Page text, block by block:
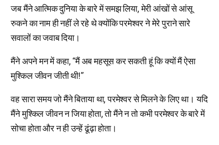
जब मैंने आत्मिक दुनिया के बारे में समझ लिया, मेरी आंखों से आंसू
रुकने का नाम ही नहीं ले रहे थे क्योंकि परमेश्वर ने मेरे पुराने सारे
सवालों का जवाब दिया।
मैंने अपने मन में कहा, “मैं अब महसूस कर सकती हूं कि क्यों मैं ऐसा
मुश्किल जीवन जीती थी!”
वह सारा समय जो मैंने बिताया था, परमेश्वर से मिलने के लिए था। यदि
मैंने मुश्किल जीवन न जिया होता, तो मैंने न तो कभी परमेश्वर के बारे में
सोचा होता और न ही उन्हें ढूंढ़ा होता।